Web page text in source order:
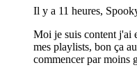
Il y a 11 heures,
Moi je suis content j'ai
mes playlists, bon ça
commencer par moins